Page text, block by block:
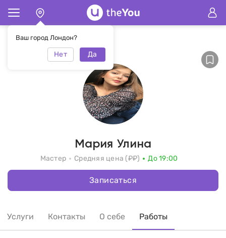
Ваш город Лондон?
Нет Да
Главная Мария Улина
Мария Улина
Мастер Средняя цена (₽₽) До 19:00
Записаться
Услуги Контакты О себе Работы